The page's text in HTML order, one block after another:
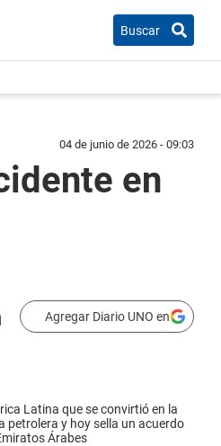
Buscar
04 de junio de 2026 - 09:03
en
Agregar Diario UNO en
Latina que se convirtió en la
petrolera y hoy sella un acuerdo
Árabes